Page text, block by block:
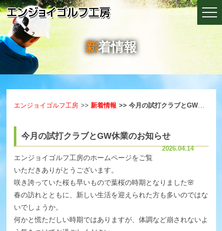
新着情報
エンジョイゴルフ工房 新着情報 今月の試打クラブとGW休業のお知らせ
今月の試打クラブとGW休業のお知らせ
2026.04.14
エンジョイゴルフ工房のホームページをご覧
いただきありがとうございます。
咲き誇っていた桜も早いもので葉桜の時期となりました🌸
春の訪れとともに、新しい生活を迎えられた方も多いのではな
いでしょうか。
何かと慌ただしい時期ではありますが、体調など崩されないよ